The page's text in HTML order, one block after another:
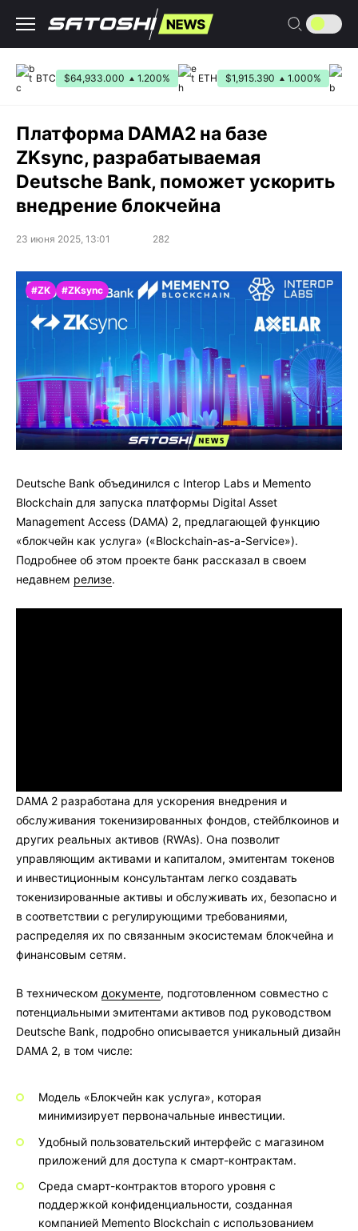
содержанию
BTC $64,933.000 1.200% ETH $1,915.390 1.000%
Платформа DAMA2 на базе
ZKsync, разрабатываемая
Deutsche Bank, поможет ускорить
внедрение блокчейна
23 июня 2025, 13:01 282
#ZK #ZKsync
Deutsche Bank объединился с Interop Labs и Memento
Blockchain для запуска платформы Digital Asset
Management Access (DAMA) 2, предлагающей функцию
«блокчейн как услуга» («Blockchain-as-a-Service»).
Подробнее об этом проекте банк рассказал в своем
недавнем релизе.
DAMA 2 разработана для ускорения внедрения и
обслуживания токенизированных фондов, стейблкоинов и
других реальных активов (RWAs). Она позволит
управляющим активами и капиталом, эмитентам токенов
и инвестиционным консультантам легко создавать
токенизированные активы и обслуживать их, безопасно и
в соответствии с регулирующими требованиями,
распределяя их по связанным экосистемам блокчейна и
финансовым сетям.
В техническом документе, подготовленном совместно с
потенциальными эмитентами активов под руководством
Deutsche Bank, подробно описывается уникальный дизайн
DAMA 2, в том числе:
Модель «Блокчейн как услуга», которая
минимизирует первоначальные инвестиции.
Удобный пользовательский интерфейс с магазином
приложений для доступа к смарт-контрактам.
Среда смарт-контрактов второго уровня с
поддержкой конфиденциальности, созданная
компанией Memento Blockchain с использованием